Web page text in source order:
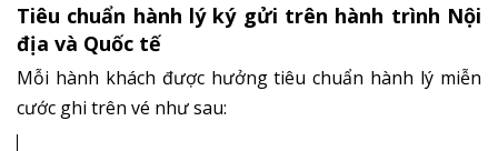
Tiêu chuẩn hành lý ký gửi trên hành trình Nội
địa và Quốc tế
Mỗi hành khách được hưởng tiêu chuẩn hành lý miễn
cước ghi trên vé như sau: